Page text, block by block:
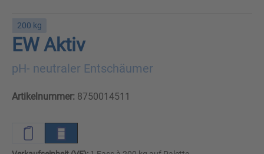
200 kg
EW Aktiv
pH- neutraler Entschäumer
Artikelnummer: 8750014511